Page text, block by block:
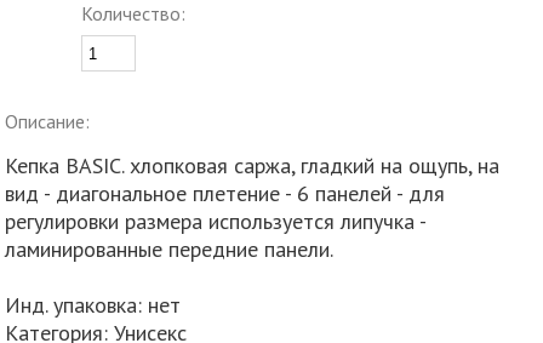
Количество:
Описание:
Кепка BASIC. хлопковая саржа, гладкий на ощупь, на
вид - диагональное плетение - 6 панелей - для
регулировки размера используется липучка -
ламинированные передние панели.
Инд. упаковка: нет
Категория: Унисекс